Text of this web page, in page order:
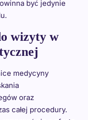
być jedynie
wizyty w
medycyny
oraz
całej procedury.